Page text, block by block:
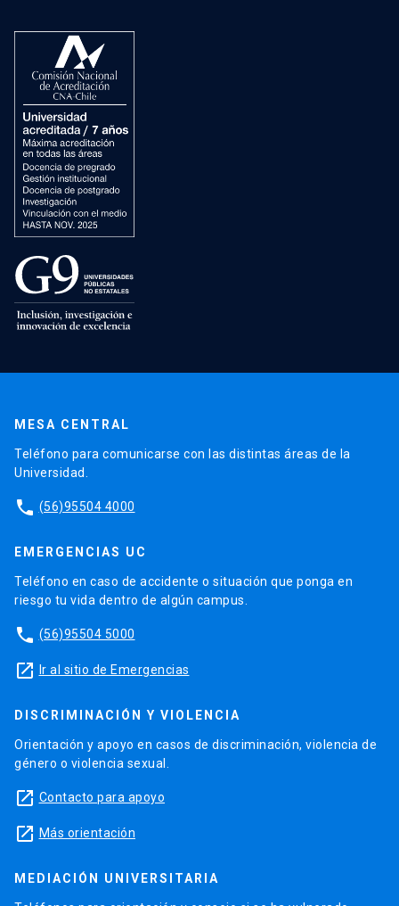
MESA CENTRAL
Teléfono para comunicarse con las distintas áreas de la
Universidad.
phone (56)95504 4000
EMERGENCIAS UC
Teléfono en caso de accidente o situación que ponga en
riesgo tu vida dentro de algún campus.
phone (56)95504 5000
launch Ir al sitio de Emergencias
DISCRIMINACIÓN Y VIOLENCIA
Orientación y apoyo en casos de discriminación, violencia de
género o violencia sexual.
launch Contacto para apoyo
launch Más orientación
MEDIACIÓN UNIVERSITARIA